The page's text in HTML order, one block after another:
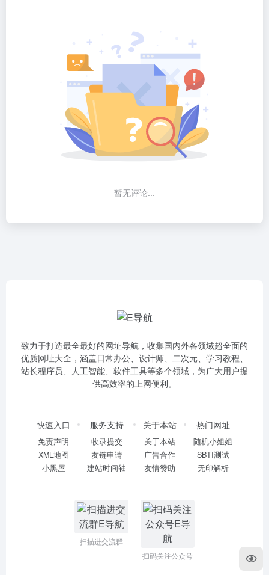
暂无评论...
致力于打造最全最好的网址导航，收集国内外各领域超全面的
优质网址大全，涵盖日常办公、设计师、二次元、学习教程、
站长程序员、人工智能、软件工具等多个领域，为广大用户提
供高效率的上网便利。
快速入口
免责声明
XML地图
小黑屋
服务支持
收录提交
友链申请
建站时间轴
关于本站
关于本站
广告合作
友情赞助
热门网址
随机小姐姐
SBTI测试
无印解析
扫描进交流群
扫码关注公众号